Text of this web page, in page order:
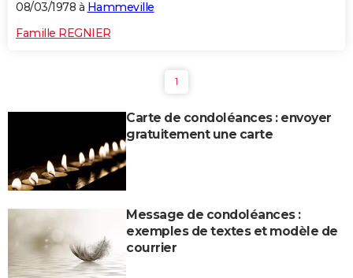
08/03/1978 à Hammeville
Famille REGNIER
1
Carte de condoléances : envoyer
gratuitement une carte
Message de condoléances :
exemples de textes et modèle de
courrier